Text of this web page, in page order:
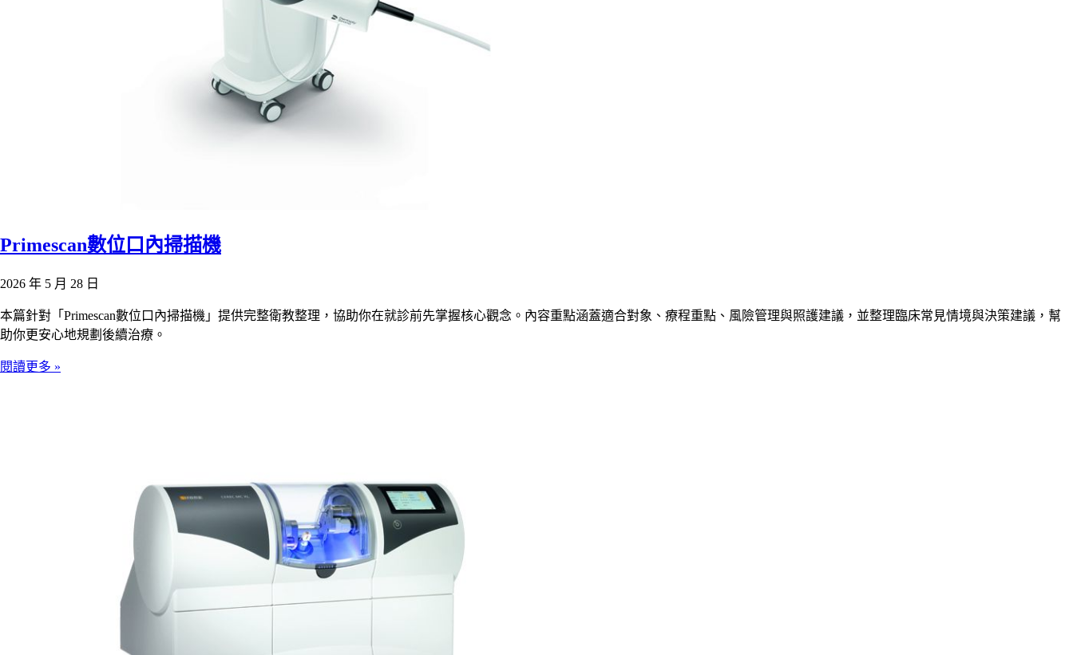
Primescan數位口內掃描機
2026 年 5 月 28 日
本篇針對「Primescan數位口內掃描機」提供完整衛教整理，協助你在就診前先掌握核心觀念。內容重點涵蓋適合對象、療程重點、風險管理與照護建議，並整理臨床常見情境與決策建議，幫
助你更安心地規劃後續治療。
閱讀更多 »